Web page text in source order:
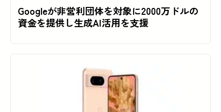
Googleが非営利団体を対象に2000万ドルの
資金を提供し生成AI活用を支援